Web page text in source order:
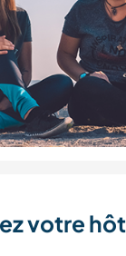
votre